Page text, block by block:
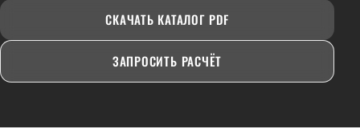
СКАЧАТЬ КАТАЛОГ PDF
ЗАПРОСИТЬ РАСЧЁТ